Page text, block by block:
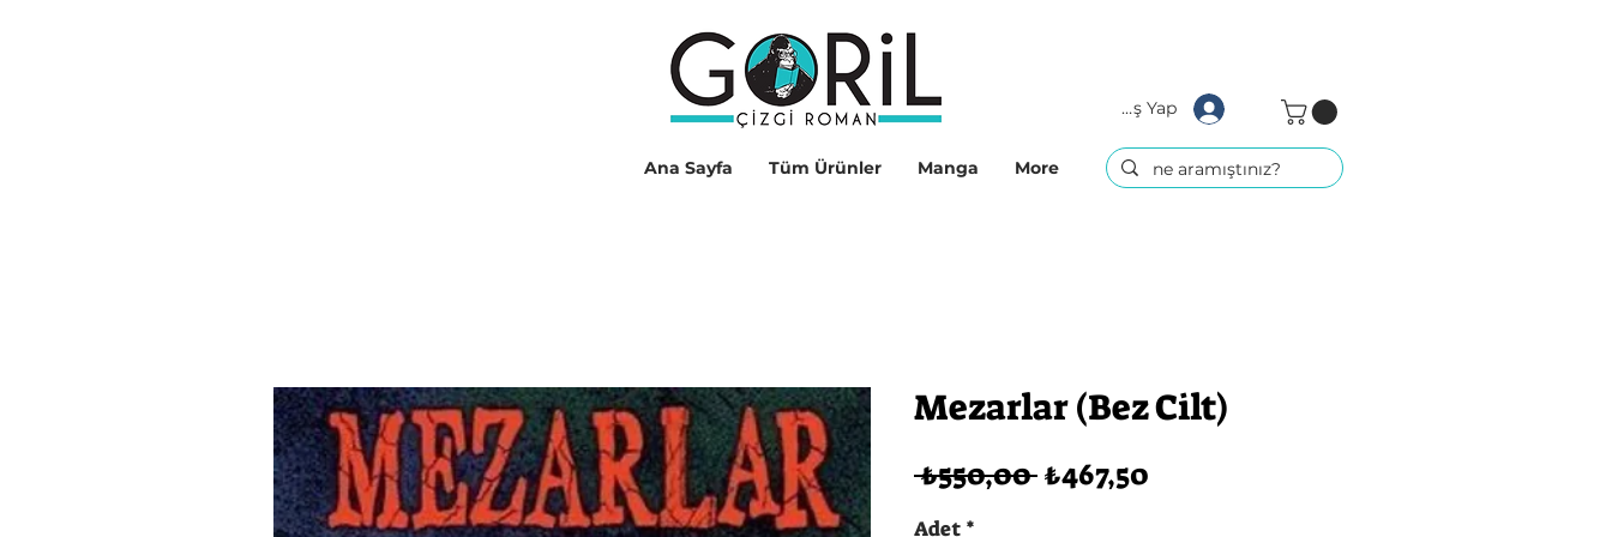
Ana Sayfa Tüm Ürünler Manga More
Giriş Yap
Mezarlar (Bez Cilt)
₺550,00 Normal
₺467,50
Adet *